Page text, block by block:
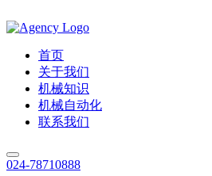
首页
关于我们
机械知识
机械自动化
联系我们
024-78710888